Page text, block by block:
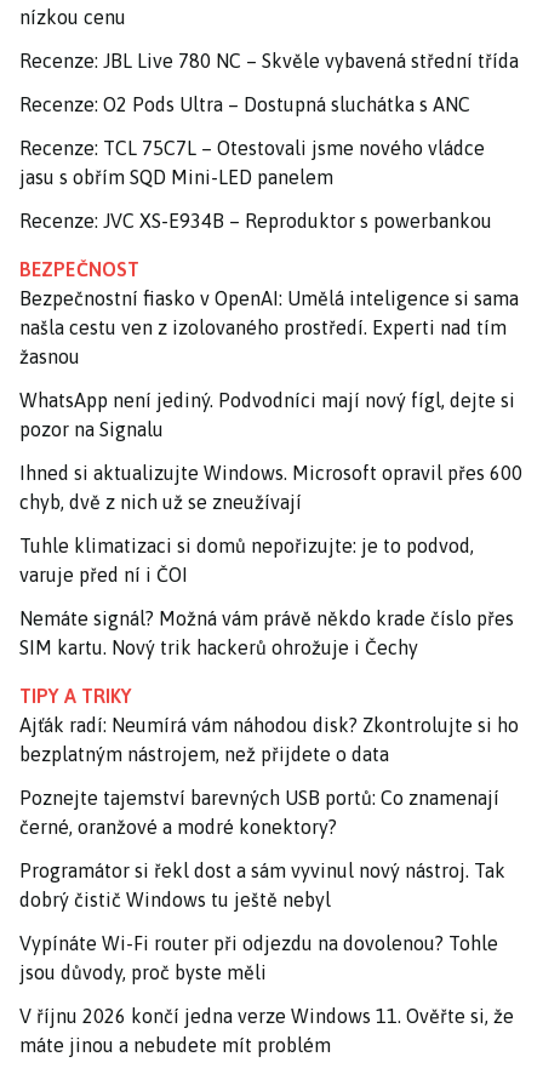
nízkou cenu
Recenze: JBL Live 780 NC – Skvěle vybavená střední třída
Recenze: O2 Pods Ultra – Dostupná sluchátka s ANC
Recenze: TCL 75C7L – Otestovali jsme nového vládce
jasu s obřím SQD Mini-LED panelem
Recenze: JVC XS-E934B – Reproduktor s powerbankou
BEZPEČNOST
Bezpečnostní fiasko v OpenAI: Umělá inteligence si sama
našla cestu ven z izolovaného prostředí. Experti nad tím
žasnou
WhatsApp není jediný. Podvodníci mají nový fígl, dejte si
pozor na Signalu
Ihned si aktualizujte Windows. Microsoft opravil přes 600
chyb, dvě z nich už se zneužívají
Tuhle klimatizaci si domů nepořizujte: je to podvod,
varuje před ní i ČOI
Nemáte signál? Možná vám právě někdo krade číslo přes
SIM kartu. Nový trik hackerů ohrožuje i Čechy
TIPY A TRIKY
Ajťák radí: Neumírá vám náhodou disk? Zkontrolujte si ho
bezplatným nástrojem, než přijdete o data
Poznejte tajemství barevných USB portů: Co znamenají
černé, oranžové a modré konektory?
Programátor si řekl dost a sám vyvinul nový nástroj. Tak
dobrý čistič Windows tu ještě nebyl
Vypínáte Wi-Fi router při odjezdu na dovolenou? Tohle
jsou důvody, proč byste měli
V říjnu 2026 končí jedna verze Windows 11. Ověřte si, že
máte jinou a nebudete mít problém